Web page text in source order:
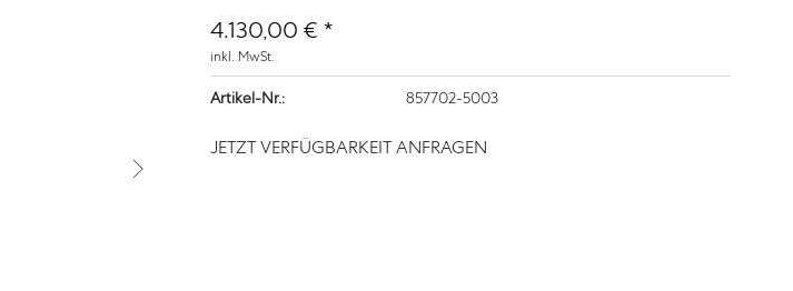
4.130,00 € *
inkl. MwSt.
Artikel-Nr.: 857702-5003
JETZT VERFÜGBARKEIT ANFRAGEN